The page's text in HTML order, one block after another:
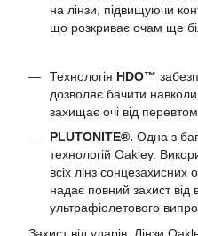
на лінзи, підвищуючи
що розкриває очам ще
Технологія HDO™
дозволяє бачити
захищає очі від
PLUTONITE®. Одна з
технологій Oakley.
всіх лінз сонцезахисних
надає повний захист від
ультрафіолетового
Захист від ударів. Лінзи